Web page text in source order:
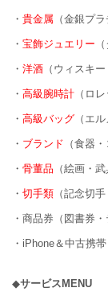
・ 貴金属 （金銀プ
・ 宝飾ジュエリー
・ 洋酒 （ウィスキ
・ 高級腕時計 （ロ
・ 高級バッグ （エ
・ ブランド （食器
・ 骨董品 （絵画・
・ 切手類 （記念切
・商品券（図書券
・iPhone＆中古携
◆サービスMENU